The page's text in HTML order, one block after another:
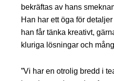
bekräftas av hans
Han har ett öga för
han får tänka kreativt,
kluriga lösningar och
”Vi har en otrolig bredd i